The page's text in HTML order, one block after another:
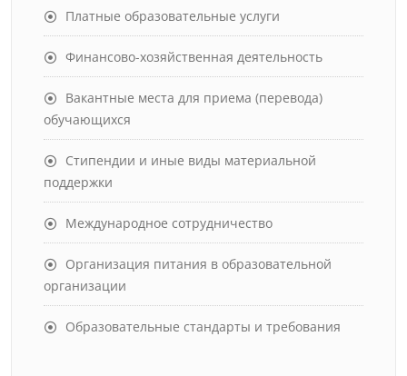
Платные образовательные услуги
Финансово-хозяйственная деятельность
Вакантные места для приема (перевода)
обучающихся
Стипендии и иные виды материальной
поддержки
Международное сотрудничество
Организация питания в образовательной
организации
Образовательные стандарты и требования